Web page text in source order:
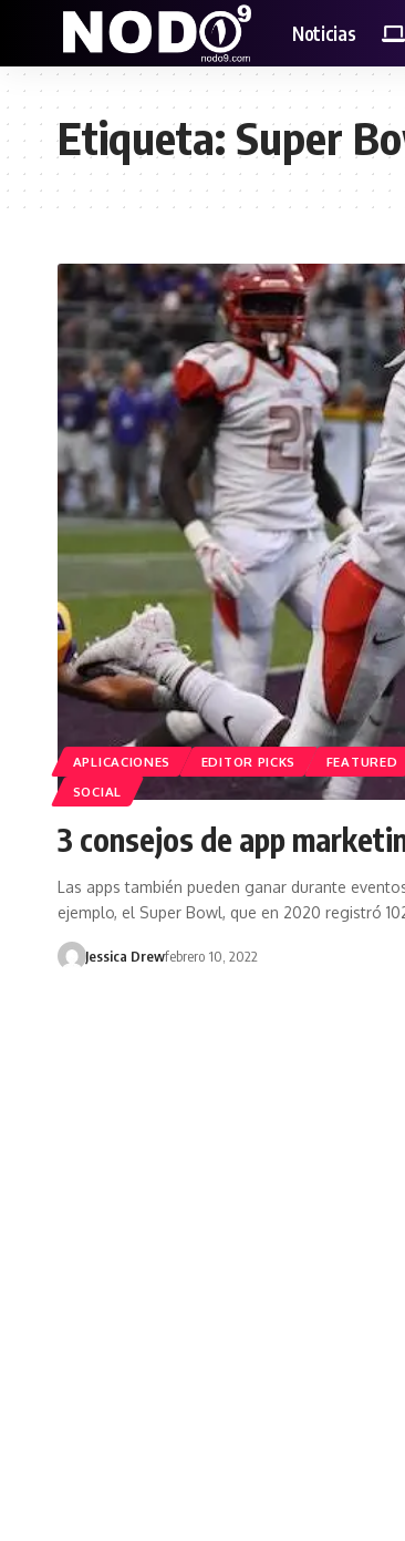
Noticias
Etiqueta: Super
APLICACIONES EDITOR PICKS FEATURED
SOCIAL
3 consejos de app
Las apps también pueden ganar durante
ejemplo, el Super Bowl, que en 2020 registró
Jessica Drewfebrero 10, 2022